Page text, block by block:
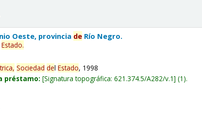
Oeste, provincia de Río Negro.
Estado.
Sociedad delEstado, 1998
préstamo: Signatura topográfica:621.374.5/A282/v.1 (1).